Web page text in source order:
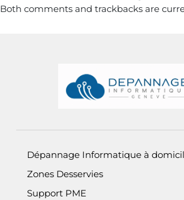
Both comments and trackbacks are
Informations de pied
Dépannage Informatique à
Zones Desservies
Support PME